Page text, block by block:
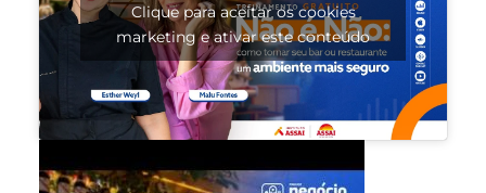
Clique para aceitar os cookies
marketing e ativar este conteúdo